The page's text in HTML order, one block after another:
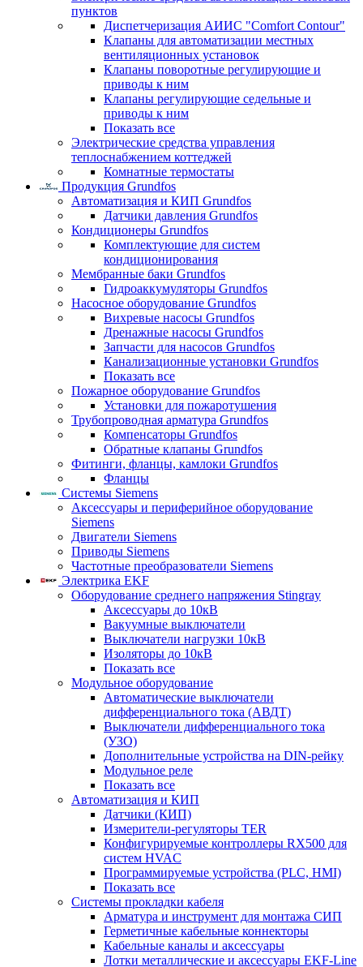
пунктов
Диспетчеризация АИИС "Comfort Contour"
Клапаны для автоматизации местных
вентиляционных установок
Клапаны поворотные регулирующие и
приводы к ним
Клапаны регулирующие седельные и
приводы к ним
Показать все
Электрические средства управления
теплоснабжением коттеджей
Комнатные термостаты
Продукция Grundfos
Автоматизация и КИП Grundfos
Датчики давления Grundfos
Кондиционеры Grundfos
Комплектующие для систем
кондиционирования
Мембранные баки Grundfos
Гидроаккумуляторы Grundfos
Насосное оборудование Grundfos
Вихревые насосы Grundfos
Дренажные насосы Grundfos
Запчасти для насосов Grundfos
Канализационные установки Grundfos
Показать все
Пожарное оборудование Grundfos
Установки для пожаротушения
Трубопроводная арматура Grundfos
Компенсаторы Grundfos
Обратные клапаны Grundfos
Фитинги, фланцы, камлоки Grundfos
Фланцы
Системы Siemens
Аксессуары и периферийное оборудование
Siemens
Двигатели Siemens
Приводы Siemens
Частотные преобразователи Siemens
Электрика EKF
Оборудование среднего напряжения Stingray
Аксессуары до 10кВ
Вакуумные выключатели
Выключатели нагрузки 10кВ
Изоляторы до 10кВ
Показать все
Модульное оборудование
Автоматические выключатели
дифференциального тока (АВДТ)
Выключатели дифференциального тока
(УЗО)
Дополнительные устройства на DIN-рейку
Модульное реле
Показать все
Автоматизация и КИП
Датчики (КИП)
Измерители-регуляторы TER
Конфигурируемые контроллеры RX500 для
систем HVAC
Программируемые устройства (PLC, HMI)
Показать все
Системы прокладки кабеля
Арматура и инструмент для монтажа СИП
Герметичные кабельные коннекторы
Кабельные каналы и аксессуары
Лотки металлические и аксессуары EKF-Line